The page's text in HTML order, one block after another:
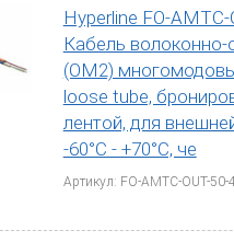
виды волоконно-
и применением в
кабели
для
Hyperline FO-AMTC-
Кабель волоконно-
(OM2)
loose tube,
лентой, для
-60°С - +70°С, че
Артикул: FO-AMTC-OUT-50-